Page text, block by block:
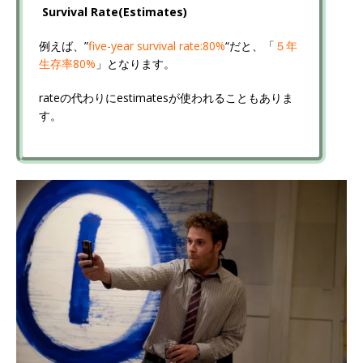
Survival Rate(Estimates)
例えば、”five-year survival rate:80%“だと、「 ５年
生存率80% 」となります。
rateの代わりにestimatesが使われることもありま
す。